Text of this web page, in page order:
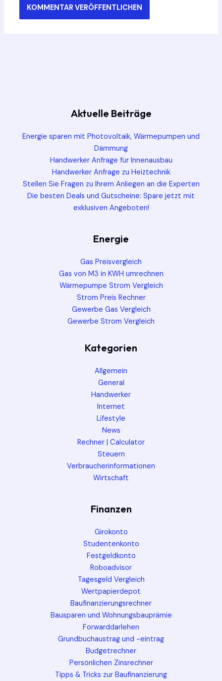
Aktuelle Beiträge
Energie sparen mit Photovoltaik, Wärmepumpen und
Dämmung
Handwerker Anfrage für Innenausbau
Handwerker Anfrage zu Heiztechnik
Stellen Sie Fragen zu Ihrem Anliegen an die Experten
Die besten Deals und Gutscheine: Spare jetzt mit
exklusiven Angeboten!
Energie
Gas Preisvergleich
Gas von M3 in KWH umrechnen
Wärmepumpe Strom Vergleich
Strom Preis Rechner
Gewerbe Gas Vergleich
Gewerbe Strom Vergleich
Kategorien
Allgemein
General
Handwerker
Internet
Lifestyle
News
Rechner | Calculator
Steuern
Verbraucherinformationen
Wirtschaft
Finanzen
Girokonto
Studentenkonto
Festgeldkonto
Roboadvisor
Tagesgeld Vergleich
Wertpapierdepot
Baufinanzierungsrechner
Bausparen und Wohnungsbauprämie
Forwarddarlehen
Grundbuchaustrag und -eintrag
Budgetrechner
Persönlichen Zinsrechner
Tipps & Tricks zur Baufinanzierung